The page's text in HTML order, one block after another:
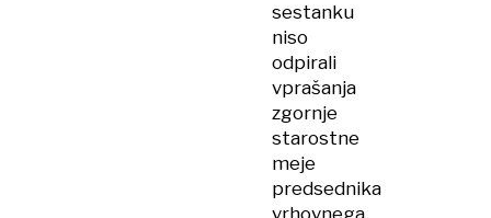
sestanku
niso
odpirali
vprašanja
zgornje
starostne
meje
predsednika